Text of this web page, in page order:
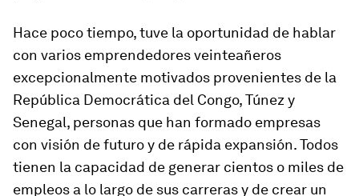
Hace poco tiempo, tuve la oportunidad de hablar
con varios emprendedores veinteañeros
excepcionalmente motivados provenientes de la
República Democrática del Congo, Túnez y
Senegal, personas que han formado empresas
con visión de futuro y de rápida expansión. Todos
tienen la capacidad de generar cientos o miles de
empleos a lo largo de sus carreras y de crear un